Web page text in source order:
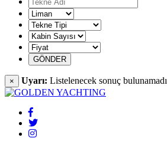
× Uyarı: Listelenecek sonuç bulunamadı